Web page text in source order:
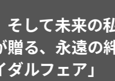
気インフルエ
5で着たくな